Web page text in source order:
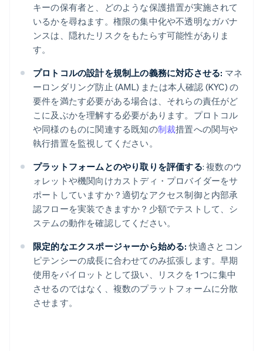
キーの保有者と、どのような保護措置が実施されて
いるかを尋ねます。権限の集中化や不透明なガバナ
ンスは、隠れたリスクをもたらす可能性がありま
す。
プロトコルの設計を規制上の義務に対応させる: マネ
ーロンダリング防止 (AML) または本人確認 (KYC) の
要件を満たす必要がある場合は、それらの責任がど
こに及ぶかを理解する必要があります。プロトコル
や同様のものに関連する既知の制裁措置への関与や
執行措置を監視してください。
プラットフォームとのやり取りを評価する: 複数のウ
ォレットや機関向けカストディ・プロバイダーをサ
ポートしていますか？適切なアクセス制御と内部承
認フローを実装できますか？少額でテストして、シ
ステムの動作を確認してください。
限定的なエクスポージャーから始める: 快適さとコン
ピテンシーの成長に合わせてのみ拡張します。早期
使用をパイロットとして扱い、リスクを 1 つに集中
させるのではなく、複数のプラットフォームに分散
させます。